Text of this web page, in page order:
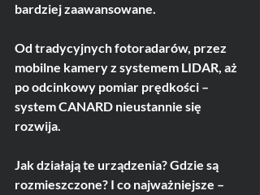
bardziej zaawansowane.
Od tradycyjnych fotoradarów, przez
mobilne kamery z systemem LIDAR, aż
po odcinkowy pomiar prędkości –
system CANARD nieustannie się
rozwija.
Jak działają te urządzenia? Gdzie są
rozmieszczone? I co najważniejsze –